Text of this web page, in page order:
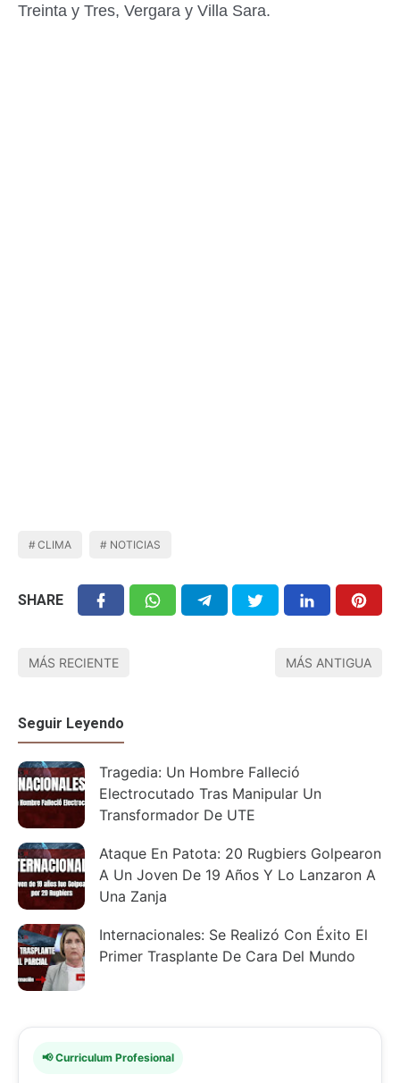
Treinta y Tres, Vergara y Villa Sara.
CLIMA NOTICIAS
SHARE
MÁS RECIENTE MÁS ANTIGUA
Seguir Leyendo
Tragedia: Un Hombre Falleció
Electrocutado Tras Manipular Un
Transformador De UTE
Ataque En Patota: 20 Rugbiers Golpearon
A Un Joven De 19 Años Y Lo Lanzaron A
Una Zanja
Internacionales: Se Realizó Con Éxito El
Primer Trasplante De Cara Del Mundo
📢 Curriculum Profesional